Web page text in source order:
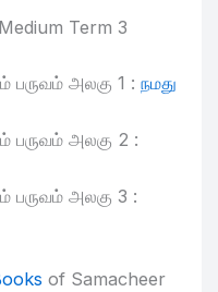
Term 3
பருவம் அலகு 1 :நமது
பருவம் அலகு 2 :
பருவம் அலகு 3 :
of Samacheer